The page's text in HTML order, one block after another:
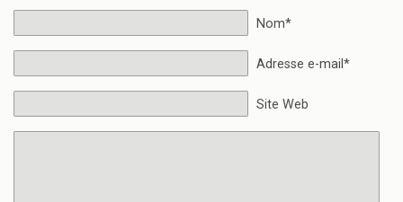
Nom*
Adresse e-mail*
Site Web